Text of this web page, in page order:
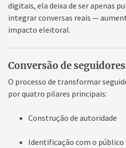
digitais, ela deixa de ser apenas
integrar conversas reais —
impacto eleitoral.
Conversão de
O processo de transformar
por quatro pilares principais:
Construção de autoridade
Identificação com o público